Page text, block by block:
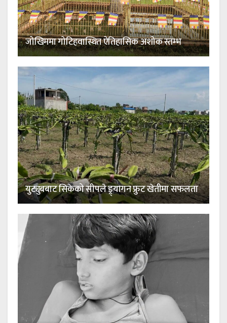
जोखिममा गोटिहवास्थित ऐतिहासिक अशोक स्तम्भ
युट्युबबाट सिकेको सीपले ड्र्यागन फ्रुट खेतीमा सफलता